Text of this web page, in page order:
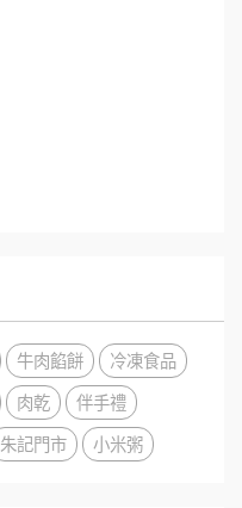
牛肉餡餅
冷凍食品
肉乾
伴手禮
朱記門市 小米粥